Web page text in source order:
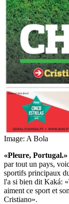
Image: A Bola
«Pleure, Portugal.»
par tout un pays,
sportifs principaux
l'a si bien dit Kaká:
aiment ce sport et
Cristiano».